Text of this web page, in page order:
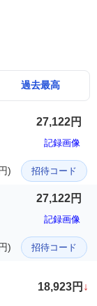
過去最高
27,122円
記録画像
) 招待コード
27,122円
記録画像
) 招待コード
18,923円 ↓